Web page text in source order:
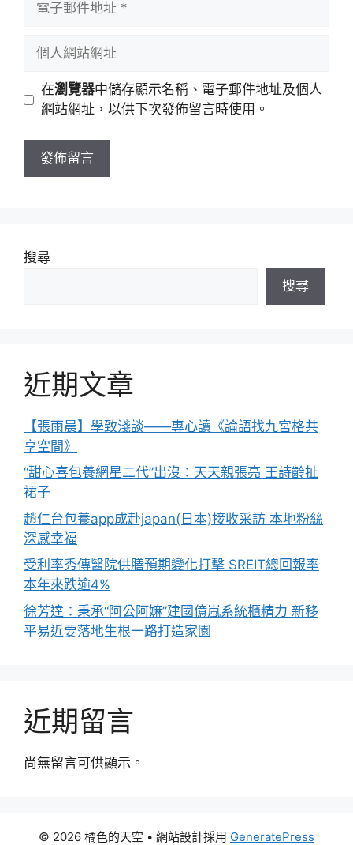
址
站
址
在瀏覽器中儲存顯示名稱、電子郵件地址及個人
網站網址，以供下次發佈留言時使用。
搜尋
搜尋
近期文章
【張雨晨】學致淺談——專心讀《論語找九宮格共
享空間》
“甜心喜包養網星二代”出沒：天天親張亮 王詩齡扯
裙子
趙仁台包養app成赴japan(日本)接收采訪 本地粉絲
深感幸福
受利率秀傳醫院供膳預期變化打擊 SREIT總回報率
本年來跌逾4%
徐芳達：秉承“阿公阿嫲”建國億嵐系統櫃精力 新移
平易近要落地生根一路打造家園
近期留言
尚無留言可供顯示。
© 2026 橘色的天空 • 網站設計採用 GeneratePress